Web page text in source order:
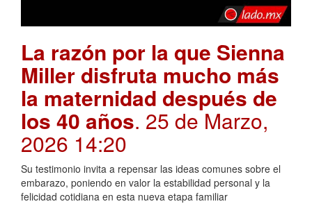
La razón por la que Sienna
Miller disfruta mucho más
la maternidad después de
los 40 años. 25 de Marzo,
2026 14:20
Su testimonio invita a repensar las ideas comunes sobre el
embarazo, poniendo en valor la estabilidad personal y la
felicidad cotidiana en esta nueva etapa familiar